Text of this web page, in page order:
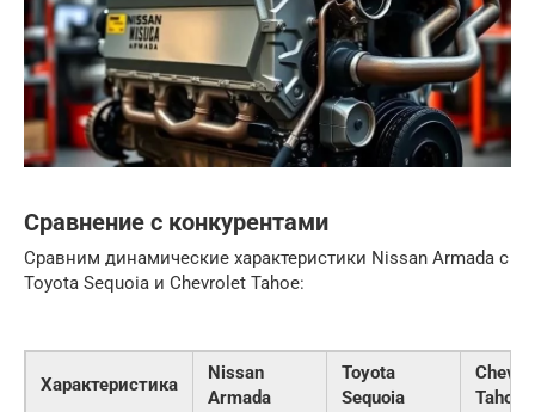
Сравнение с конкурентами
Сравним динамические характеристики Nissan Armada с
Toyota Sequoia и Chevrolet Tahoe:
Характеристика
Nissan
Armada
Toyota
Sequoia
Tahoe